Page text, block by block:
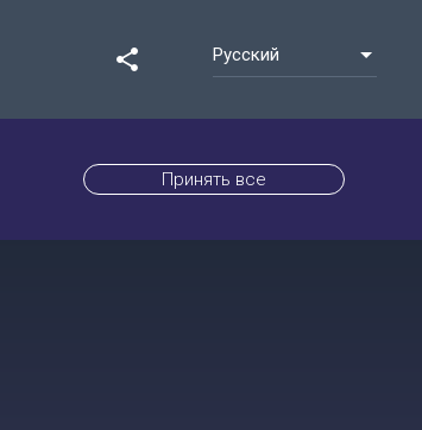
share Русский
Принять все